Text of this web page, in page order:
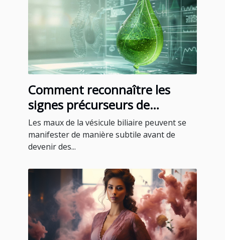
Comment reconnaître les
signes précurseurs de
problèmes de vésicule biliaire
Les maux de la vésicule biliaire peuvent se
manifester de manière subtile avant de
devenir des...